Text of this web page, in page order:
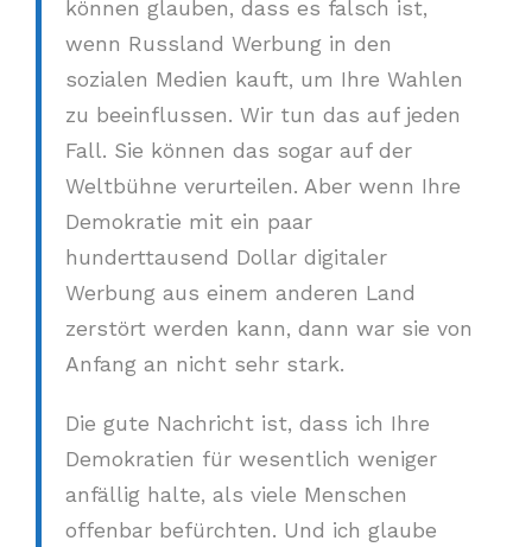
können glauben, dass es falsch ist,
wenn Russland Werbung in den
sozialen Medien kauft, um Ihre Wahlen
zu beeinflussen. Wir tun das auf jeden
Fall. Sie können das sogar auf der
Weltbühne verurteilen. Aber wenn Ihre
Demokratie mit ein paar
hunderttausend Dollar digitaler
Werbung aus einem anderen Land
zerstört werden kann, dann war sie von
Anfang an nicht sehr stark.
Die gute Nachricht ist, dass ich Ihre
Demokratien für wesentlich weniger
anfällig halte, als viele Menschen
offenbar befürchten. Und ich glaube